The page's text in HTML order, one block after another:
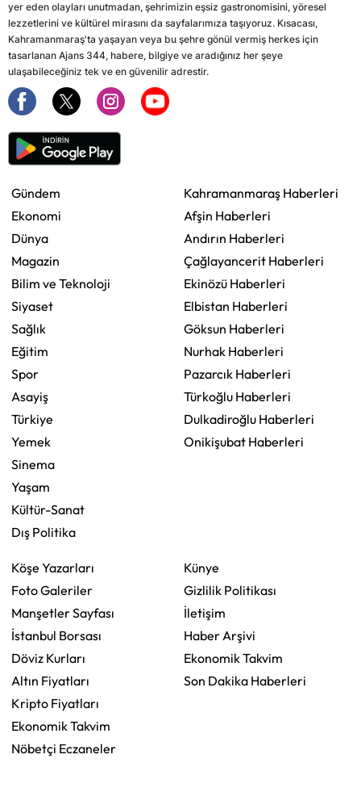
yer eden olayları unutmadan, şehrimizin eşsiz gastronomisini, yöresel
lezzetlerini ve kültürel mirasını da sayfalarımıza taşıyoruz. Kısacası,
Kahramanmaraş'ta yaşayan veya bu şehre gönül vermiş herkes için
tasarlanan Ajans 344, habere, bilgiye ve aradığınız her şeye
ulaşabileceğiniz tek ve en güvenilir adrestir.
Gündem
Ekonomi
Dünya
Magazin
Bilim ve Teknoloji
Siyaset
Sağlık
Eğitim
Spor
Asayiş
Türkiye
Yemek
Sinema
Yaşam
Kültür-Sanat
Dış Politika
Kahramanmaraş Haberleri
Afşin Haberleri
Andırın Haberleri
Çağlayancerit Haberleri
Ekinözü Haberleri
Elbistan Haberleri
Göksun Haberleri
Nurhak Haberleri
Pazarcık Haberleri
Türkoğlu Haberleri
Dulkadiroğlu Haberleri
Onikişubat Haberleri
Köşe Yazarları
Foto Galeriler
Manşetler Sayfası
İstanbul Borsası
Döviz Kurları
Altın Fiyatları
Kripto Fiyatları
Ekonomik Takvim
Nöbetçi Eczaneler
Künye
Gizlilik Politikası
İletişim
Haber Arşivi
Ekonomik Takvim
Son Dakika Haberleri